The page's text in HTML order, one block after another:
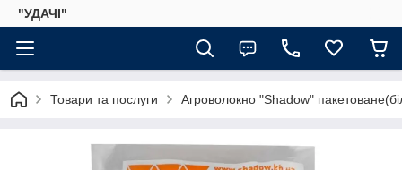
"УДАЧІ"
Товари та послуги Агроволокно "Shadow"